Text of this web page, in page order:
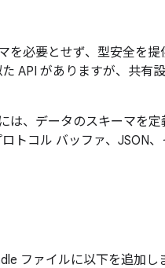
を必要とせず、型安全を提
た API がありますが、共有
、データのスキーマを定
トコル バッファ、JSON
ファイルに以下を追加し